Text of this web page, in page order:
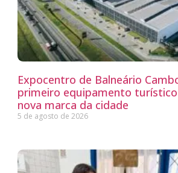
Expocentro de Balneário
primeiro equipamento
nova marca da cidade
5 de agosto de 2026